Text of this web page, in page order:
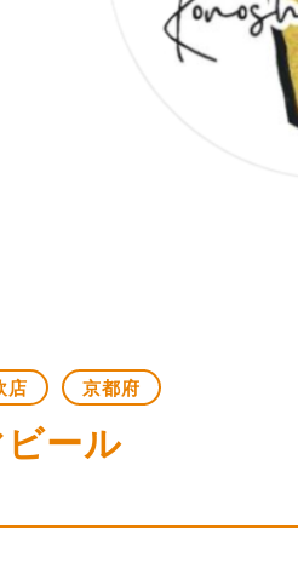
店 京都府
ール